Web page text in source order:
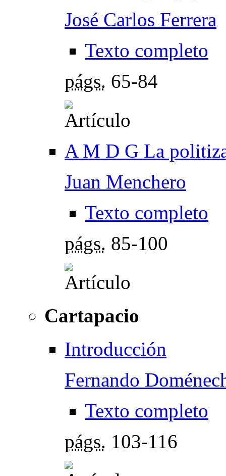
José Carlos Ferrera
Texto completo
págs. 65-84
A M D G La
Juan Menchero
Texto completo
págs. 85-100
Cartapacio
Introducción
Fernando
Texto completo
págs. 103-116